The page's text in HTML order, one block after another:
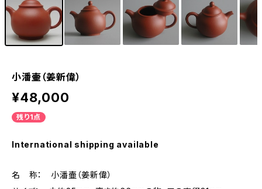
小潘壷（姜新偉）
¥48,000
残り1点
International shipping available
名 称： 小潘壷（姜新偉）